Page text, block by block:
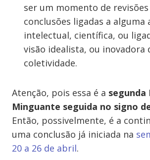
ser um momento de revisões
conclusões ligadas a alguma
intelectual, científica, ou
visão idealista, ou inovadora
coletividade.
Atenção, pois essa é a segunda
Minguante seguida no signo
Então, possivelmente, é a
uma conclusão já iniciada na
20 a 26 de abril.